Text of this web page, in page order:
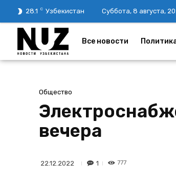
28.1 C Узбекистан Суббота, 8 августа,
Все новости
Общество
вечера
22.12.2022 1 777